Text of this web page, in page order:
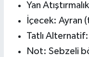
Yan
İçecek: Ayran
Tatlı Alternatif:
Not: Sebzeli